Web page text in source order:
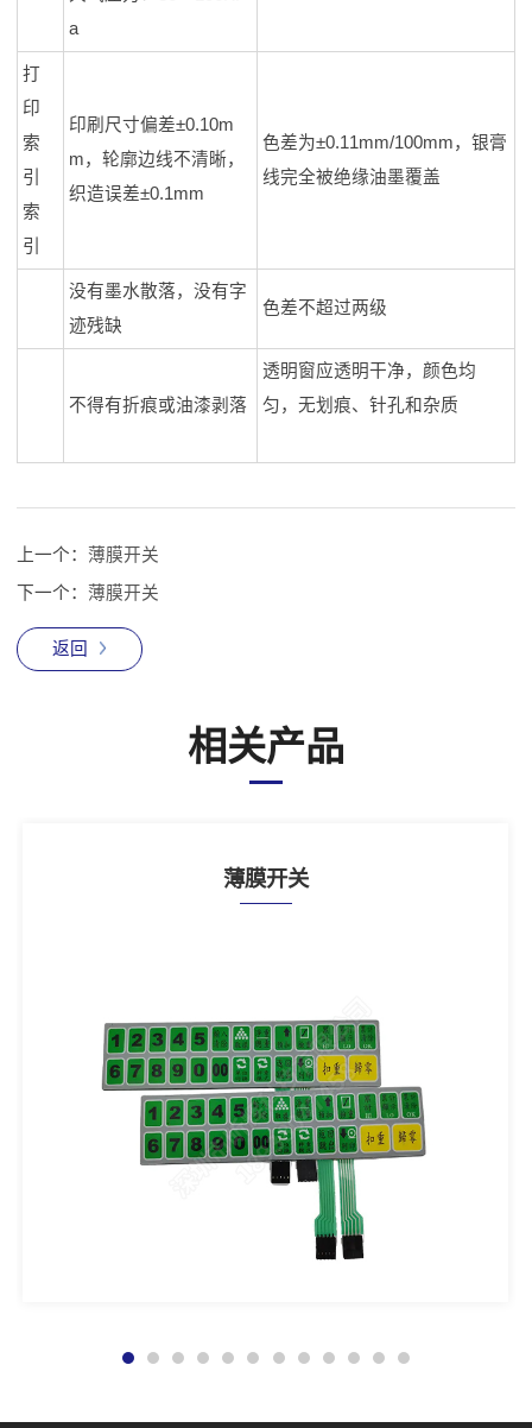
a
打
印
索
引
索
引
印刷尺寸偏差±0.10m
m，轮廓边线不清晰，
织造误差±0.1mm
色差为±0.11mm/100mm，银膏
线完全被绝缘油墨覆盖
没有墨水散落，没有字
迹残缺
色差不超过两级
不得有折痕或油漆剥落
透明窗应透明干净，颜色均
匀，无划痕、针孔和杂质
上一个： 薄膜开关
下一个： 薄膜开关
返回
相关产品
薄膜开关